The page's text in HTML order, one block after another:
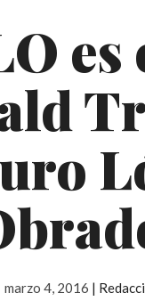
es
marzo 4, 2016 |